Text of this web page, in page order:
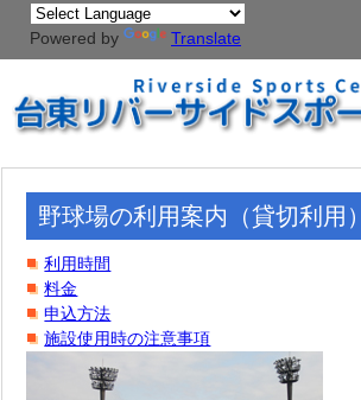
Powered by Translate
野球場の利用案内（貸切利用）
利用時間
料金
申込方法
施設使用時の注意事項